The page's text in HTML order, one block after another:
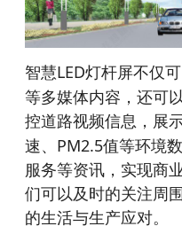
智慧LED灯杆屏不仅
等多媒体内容，还可
控道路视频信息，展
速、 PM2.5值等环境
服务等资讯，实现商
们可以及时的关注周
的生活与生产应对。